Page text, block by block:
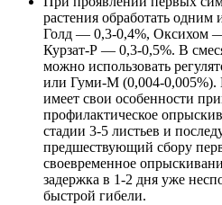
растения обработать
Голд — 0,3-0,4%, Оксихом
Курзат-Р — 0,3-0,5%. В
можно использовать
или Гуми-М (0,004-0,005%).
имеет свои особенности
профилактическое
стадии 3-5 листьев и
предшествующий сбору
своевременное
задержка в 1-2 дня уже
быстрой гибели.